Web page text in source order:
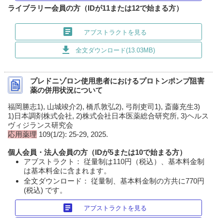
ライブラリー会員の方（IDが11または12で始まる方）
article アブストラクトを見る
download 全文ダウンロード(13.03MB)
プレドニゾロン使用患者におけるプロトンポンプ阻害
薬の併用状況について
福岡勝志1), 山城竣介2), 橋爪敦弘2), 弓削吏司1), 斎藤充生3)
1)日本調剤株式会社, 2)株式会社日本医薬総合研究所, 3)ヘルス
ヴィジランス研究会
応用薬理 109(1/2): 25-29, 2025.
個人会員・法人会員の方（IDが5または10で始まる方）
アブストラクト： 従量制は110円（税込）、基本料金制
は基本料金に含まれます。
全文ダウンロード： 従量制、基本料金制の方共に770円
(税込) です。
article アブストラクトを見る